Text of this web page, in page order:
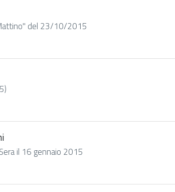
del 23/10/2015
il 16 gennaio 2015